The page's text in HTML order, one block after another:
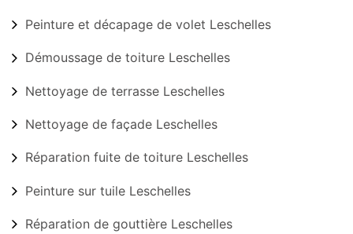
Peinture et décapage de volet Leschelles
Démoussage de toiture Leschelles
Nettoyage de terrasse Leschelles
Nettoyage de façade Leschelles
Réparation fuite de toiture Leschelles
Peinture sur tuile Leschelles
Réparation de gouttière Leschelles